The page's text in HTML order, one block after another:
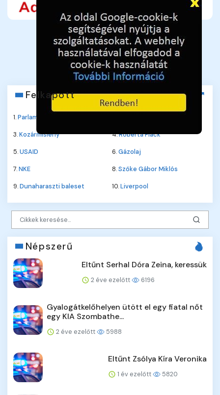
Adó 1%-hoz adószám:
18472273-1-06 📋
Kattintson az adószámra a másoláshoz.
Felkapott
1.Parlament
3.Kozármisleny 4.Roberta Flack
5.USAID 6.Gázolaj
7.NKE 8.Szőke Gábor Miklós
9.Dunaharaszti baleset 10.Liverpool
Népszerű
Eltűnt Serhal Dóra Zeina, keressük
2 éve ezelőtt 6196
Gyalogátkelőhelyen ütött el egy fiatal nőt
egy KIA Szombathe...
2 éve ezelőtt 5988
Eltűnt Zsólya Kíra Veronika
1 év ezelőtt 5820